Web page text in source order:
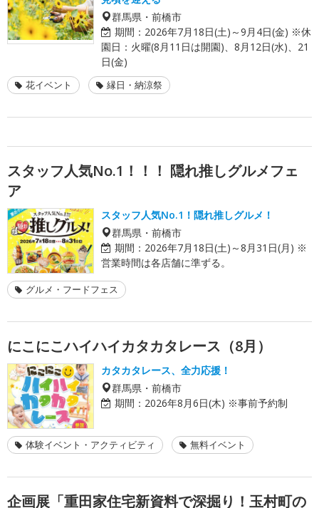
群馬県・前橋市
期間： 2026年7月18日(土)～9月4日(金) ※休
園日：火曜(8月11日は開園)、8月12日(水)、21
日(金)
花イベント 縁日・納涼祭
スタッフ人気No.1！！！ 隠れ推しグルメフェ
ア
スタッフ人気No.1！隠れ推しグルメ！
群馬県・前橋市
期間： 2026年7月18日(土)～8月31日(月) ※
営業時間は各店舗に準ずる。
グルメ・フードフェス
にこにこハイハイカタカタレース（8月）
カタカタレース、全力応援！
群馬県・前橋市
期間： 2026年8月6日(木) ※事前予約制
体験イベント・アクティビティ 無料イベント
企画展「重田家住宅新資料で深掘り！玉村町の